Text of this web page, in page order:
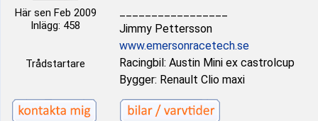
Här sen Feb 2009
Inlägg: 458
Trådstartare
Jimmy Pettersson
www.emersonracetech.se
Racingbil: Austin Mini ex castrolcup
Bygger: Renault Clio maxi